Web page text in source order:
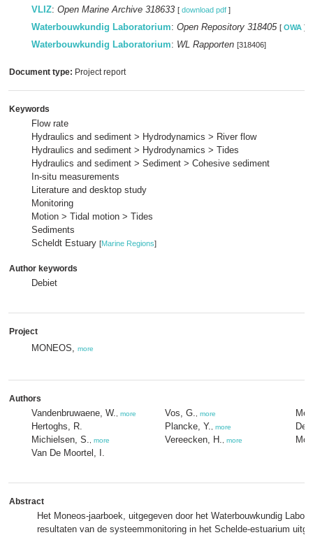
VLIZ: Open Marine Archive 318633 [ download pdf ]
Waterbouwkundig Laboratorium: Open Repository 318405 [ OWA ]
Waterbouwkundig Laboratorium: WL Rapporten [318406]
Document type: Project report
Keywords
Flow rate
Hydraulics and sediment > Hydrodynamics > River flow
Hydraulics and sediment > Hydrodynamics > Tides
Hydraulics and sediment > Sediment > Cohesive sediment
In-situ measurements
Literature and desktop study
Monitoring
Motion > Tidal motion > Tides
Sediments
Scheldt Estuary [Marine Regions]
Author keywords
Debiet
Project
MONEOS, more
Authors
Vandenbruwaene, W. more
Hertoghs, R.
Michielsen, S.
more
Van De Moortel, I.
Vos, G. more
Plancke, Y. more
Vereecken, H. more
Abstract
Het Moneos-jaarboek, uitgegeven door het Waterbouwkundig
resultaten van de systeemmonitoring in het Schelde-estuarium